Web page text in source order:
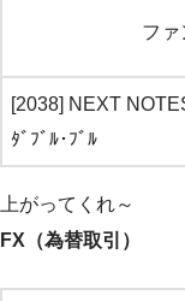
ファ
[2038] NEXT
ﾀﾞﾌﾞﾙ･ﾌﾞﾙ
上がってくれ～
FX（為替取引）